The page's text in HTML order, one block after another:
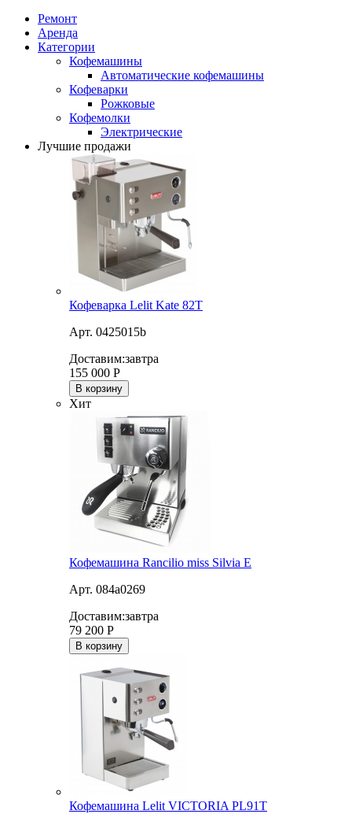
Ремонт
Аренда
Категории
Кофемашины
Автоматические кофемашины
Кофеварки
Рожковые
Кофемолки
Электрические
Лучшие продажи
Кофеварка Lelit Kate 82T
Арт. 0425015b
Доставим:завтра
155 000 Р
В корзину
Хит
Кофемашина Rancilio miss Silvia E
Арт. 084a0269
Доставим:завтра
79 200 Р
В корзину
Кофемашина Lelit VICTORIA PL91T